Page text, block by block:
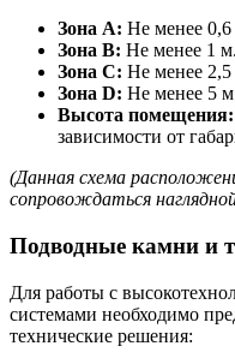
Зона A: Не менее
Зона B: Не менее 1 м.
Зона C: Не менее
Зона D: Не менее 5
Высота помещения:
зависимости от
(Данная схема
сопровождаться
Подводные камни и
Для работы с
системами необходимо
технические решения: